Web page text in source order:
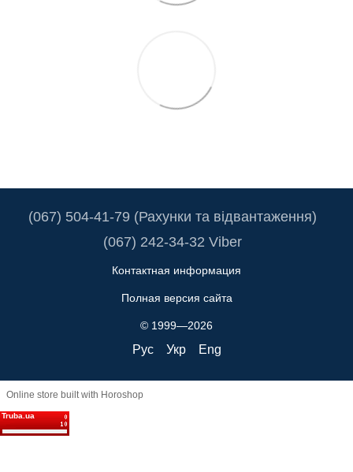
(067) 504-41-79 (Рахунки та відвантаження)
(067) 242-34-32 Viber
Контактная информация
Полная версия сайта
© 1999—2026
Рус Укр Eng
Online store built with Horoshop
Truba.ua